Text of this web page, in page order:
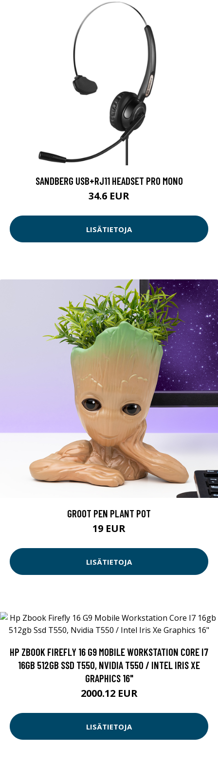
SANDBERG USB+RJ11 HEADSET PRO MONO
34.6 EUR
LISÄTIETOJA
GROOT PEN PLANT POT
19 EUR
LISÄTIETOJA
HP ZBOOK FIREFLY 16 G9 MOBILE WORKSTATION CORE I7
16GB 512GB SSD T550, NVIDIA T550 / INTEL IRIS XE
GRAPHICS 16"
2000.12 EUR
LISÄTIETOJA